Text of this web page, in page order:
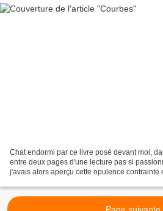
Chat endormi par ce livre posé devant moi,
entre deux pages d'une lecture pas si
j'avais alors aperçu cette opulence contrainte
Page suivante